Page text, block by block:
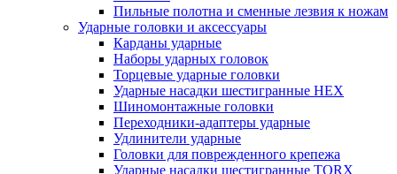
Пильные полотна и сменные лезвия к ножам
Ударные головки и аксессуары
Карданы ударные
Наборы ударных головок
Торцевые ударные головки
Ударные насадки шестигранные HEX
Шиномонтажные головки
Переходники-адаптеры ударные
Удлинители ударные
Головки для поврежденного крепежа
Ударные насадки шестигранные TORX